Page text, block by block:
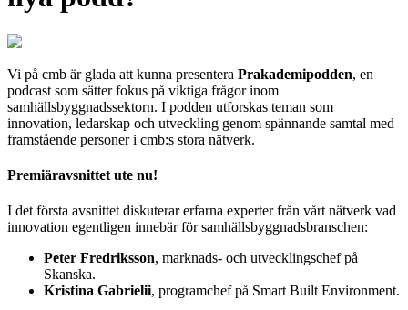
Vi på cmb är glada att kunna presentera Prakademipodden, en
podcast som sätter fokus på viktiga frågor inom
samhällsbyggnadssektorn. I podden utforskas teman som
innovation, ledarskap och utveckling genom spännande samtal med
framstående personer i cmb:s stora nätverk.
Premiäravsnittet ute nu!
I det första avsnittet diskuterar erfarna experter från vårt nätverk vad
innovation egentligen innebär för samhällsbyggnadsbranschen:
Peter Fredriksson, marknads- och utvecklingschef på
Skanska.
Kristina Gabrielii, programchef på Smart Built Environment.